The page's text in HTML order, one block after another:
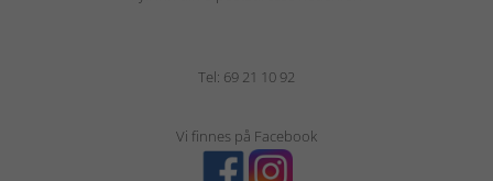
Tel: 69 21 10 92
Vi finnes på Facebook